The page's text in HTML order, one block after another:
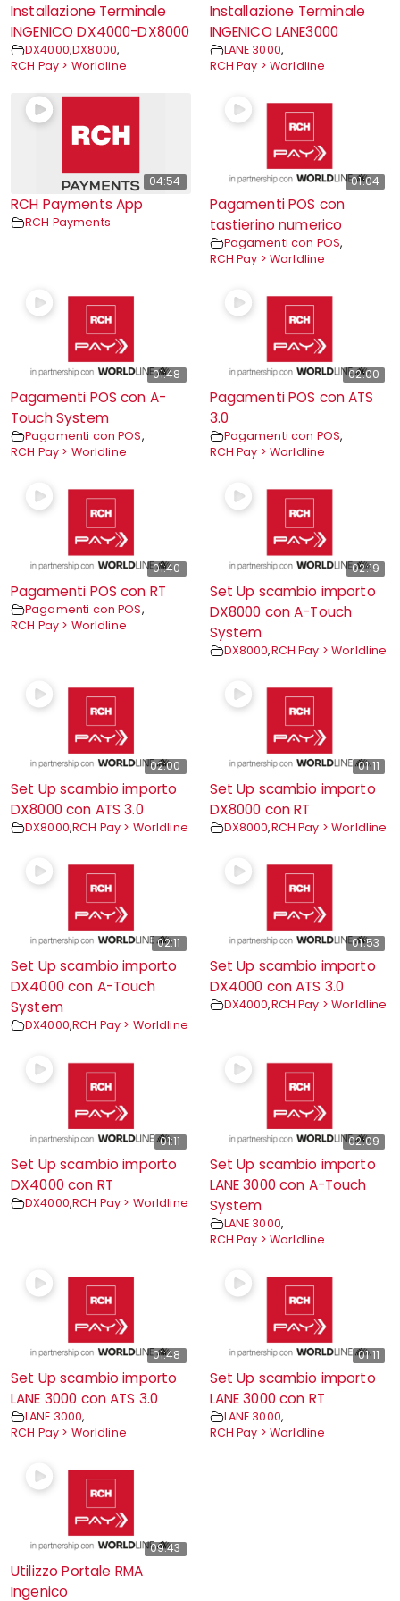
Installazione Terminale
INGENICO DX4000-DX8000
DX4000,DX8000,
RCH Pay > Worldline
Installazione Terminale
INGENICO LANE3000
LANE 3000,
RCH Pay > Worldline
04:54
RCH Payments App
RCH Payments
01:04
Pagamenti POS con
tastierino numerico
Pagamenti con POS,
RCH Pay > Worldline
01:48
Pagamenti POS con A-
Touch System
Pagamenti con POS,
RCH Pay > Worldline
02:00
Pagamenti POS con ATS
3.0
Pagamenti con POS,
RCH Pay > Worldline
01:40
Pagamenti POS con RT
Pagamenti con POS,
RCH Pay > Worldline
02:19
Set Up scambio importo
DX8000 con A-Touch
System
DX8000,RCH Pay > Worldline
02:00
Set Up scambio importo
DX8000 con ATS 3.0
DX8000,RCH Pay > Worldline
01:11
Set Up scambio importo
DX8000 con RT
DX8000,RCH Pay > Worldline
02:11
Set Up scambio importo
DX4000 con A-Touch
System
DX4000,RCH Pay > Worldline
01:53
Set Up scambio importo
DX4000 con ATS 3.0
DX4000,RCH Pay > Worldline
01:11
Set Up scambio importo
DX4000 con RT
DX4000,RCH Pay > Worldline
02:09
Set Up scambio importo
LANE 3000 con A-Touch
System
LANE 3000,
RCH Pay > Worldline
01:48
Set Up scambio importo
LANE 3000 con ATS 3.0
LANE 3000,
RCH Pay > Worldline
01:11
Set Up scambio importo
LANE 3000 con RT
LANE 3000,
RCH Pay > Worldline
09:43
Utilizzo Portale RMA
Ingenico